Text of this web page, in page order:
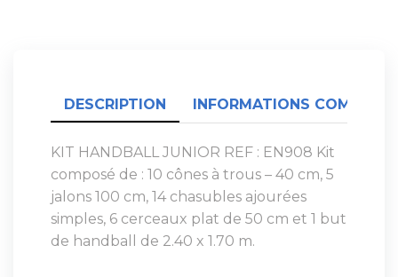
DESCRIPTION INFORMATIONS
KIT HANDBALL JUNIOR REF : EN908 Kit
composé de : 10 cônes à trous – 40 cm, 5
jalons 100 cm, 14 chasubles ajourées
simples, 6 cerceaux plat de 50 cm et 1 but
de handball de 2.40 x 1.70 m.